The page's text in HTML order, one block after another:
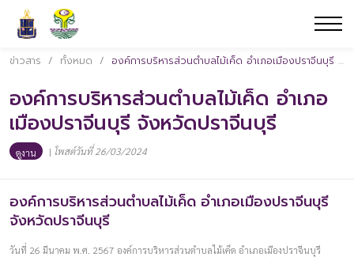
ข่าวสาร / ทั้งหมด / องค์การบริหารส่วนตำบลไม้เค็ด อำเภอเมืองปราจีนบุรี จังหวัดปราจีนบุรี
องค์การบริหารส่วนตำบลไม้เค็ด อำเภอ
เมืองปราจีนบุรี จังหวัดปราจีนบุรี
ดูงาน | โพสต์วันที่ 26/03/2024
องค์การบริหารส่วนตำบลไม้เค็ด อำเภอเมืองปราจีนบุรี
จังหวัดปราจีนบุรี
วันที่ 26 มีนาคม พ.ศ. 2567 องค์การบริหารส่วนตำบลไม้เค็ด อำเภอเมืองปราจีนบุรี